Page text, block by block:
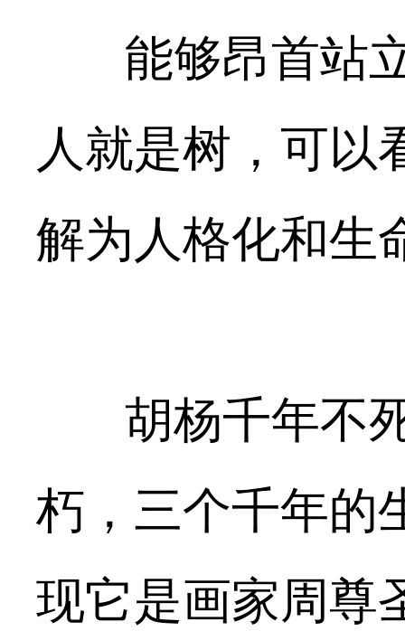
能够昂首站立
人就是树，可以
解为人格化和生
胡杨千年不死
朽，三个千年的
现它是画家周尊